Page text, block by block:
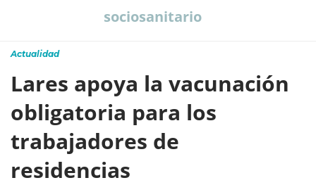
sociosanitario
Actualidad
Lares apoya la vacunación
obligatoria para los
trabajadores de
residencias